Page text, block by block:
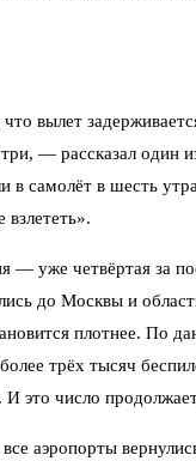
вылет
— рассказал один
в самолёт в шесть
— уже четвёртая за
до Москвы и
плотнее. По
трёх тысяч
это число
аэропорты